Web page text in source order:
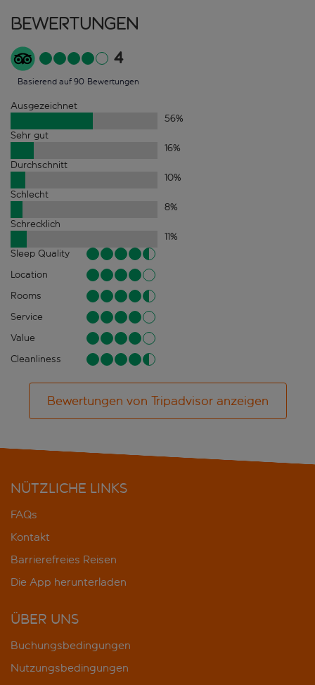
Bewertungen
4
Basierend auf 90 Bewertungen
Ausgezeichnet
56%
Sehr gut
16%
Durchschnitt
10%
Schlecht
8%
Schrecklich
11%
Sleep Quality
Location
Rooms
Service
Value
Cleanliness
Bewertungen von Tripadvisor anzeigen
NÜTZLICHE LINKS
FAQs
Kontakt
Barrierefreies Reisen
Die App herunterladen
ÜBER UNS
Buchungsbedingungen
Nutzungsbedingungen